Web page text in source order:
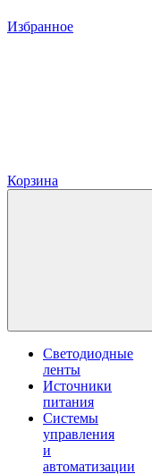
Избранное
Корзина
Светодиодные
ленты
Источники
питания
Системы
управления
и
автоматизации